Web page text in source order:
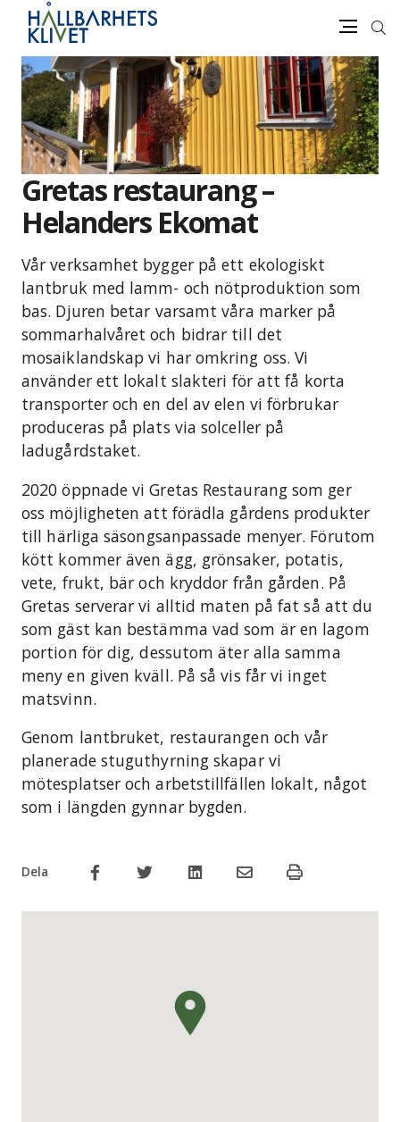
vidare
innehåll
Sök
Gretas restaurang –
Helanders Ekomat
Vår verksamhet bygger på ett ekologiskt
lantbruk med lamm- och nötproduktion som
bas. Djuren betar varsamt våra marker på
sommarhalvåret och bidrar till det
mosaiklandskap vi har omkring oss. Vi
använder ett lokalt slakteri för att få korta
transporter och en del av elen vi förbrukar
produceras på plats via solceller på
ladugårdstaket.
2020 öppnade vi Gretas Restaurang som ger
oss möjligheten att förädla gårdens produkter
till härliga säsongsanpassade menyer. Förutom
kött kommer även ägg, grönsaker, potatis,
vete, frukt, bär och kryddor från gården. På
Gretas serverar vi alltid maten på fat så att du
som gäst kan bestämma vad som är en lagom
portion för dig, dessutom äter alla samma
meny en given kväll. På så vis får vi inget
matsvinn.
Genom lantbruket, restaurangen och vår
planerade stuguthyrning skapar vi
mötesplatser och arbetstillfällen lokalt, något
som i längden gynnar bygden.
Dela